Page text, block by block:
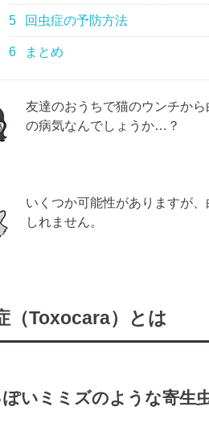
5 回虫症の予防方法
6 まとめ
友達のおうちで猫のウンチか
の病気なんでしょうか…？
いくつか可能性がありますが
しれません。
（Toxocara）とは
ぽいミミズのような寄生